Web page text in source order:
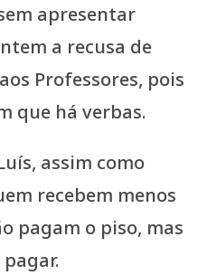
apresentar
a recusa de
Professores, pois
que há verbas.
assim como
recebem menos
pagam o piso, mas